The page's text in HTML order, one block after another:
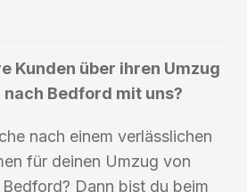
Kunden über ihren Umzug
Bedford mit uns?
nach einem verlässlichen
für deinen Umzug von
Dann bist du beim